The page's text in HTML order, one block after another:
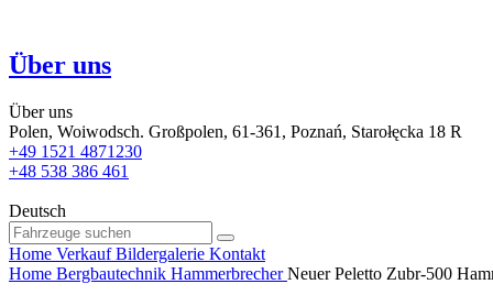
Über uns
Über uns
Polen, Woiwodsch. Großpolen, 61-361, Poznań, Starołęcka 18 R
+49 1521 4871230
+48 538 386 461
Deutsch
Home Verkauf Bildergalerie Kontakt
Home Bergbautechnik Hammerbrecher Neuer Peletto Zubr-500